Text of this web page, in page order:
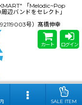
「Melodic~Pop
辺バンドをセレクト」
号）髙橋伸幸
カート ログイン
SALE ITEM